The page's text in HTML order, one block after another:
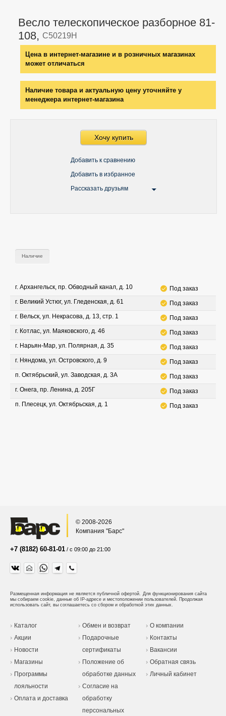
Весло телескопическое разборное 81-
108, C50219H
Цена в интернет-магазине и в розничных магазинах
может отличаться
Наличие товара и актуальную цену уточняйте у
менеджера интернет-магазина
Хочу купить
Добавить к сравнению
Добавить в избранное
Рассказать друзьям
Наличие
г. Архангельск, пр. Обводный канал, д. 10
Под заказ
г. Великий Устюг, ул. Гледенская, д. 61
Под заказ
г. Вельск, ул. Некрасова, д. 13, стр. 1
Под заказ
г. Котлас, ул. Маяковского, д. 46
Под заказ
г. Нарьян-Мар, ул. Полярная, д. 35
Под заказ
г. Няндома, ул. Островского, д. 9
Под заказ
п. Октябрьский, ул. Заводская, д. 3А
Под заказ
г. Онега, пр. Ленина, д. 205Г
Под заказ
п. Плесецк, ул. Октябрьская, д. 1
Под заказ
© 2008-2026
Компания "Барс"
+7 (8182) 60-81-01 / с 09:00 до 21:00
Размещенная информация не является публичной офертой. Для функционирования сайта
мы собираем cookie, данные об IP-адресе и местоположении пользователей. Продолжая
использовать сайт, вы соглашаетесь со сбором и обработкой этих данных.
Каталог
Акции
Новости
Магазины
Программы
лояльности
Оплата и доставка
Обмен и возврат
Подарочные
сертификаты
Положение об
обработке данных
Согласие на
обработку
персональных
О компании
Контакты
Вакансии
Обратная связь
Личный кабинет